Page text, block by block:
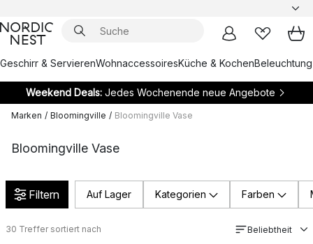
Geschirr & ServierenWohnaccessoiresKüche & KochenBeleuchtung
Weekend Deals:Jedes Wochenende neue Angebote
Marken / Bloomingville / Bloomingville Vase
Bloomingville Vase
Filtern Auf Lager Kategorien Farben
30 Treffer sortiert nach Beliebtheit